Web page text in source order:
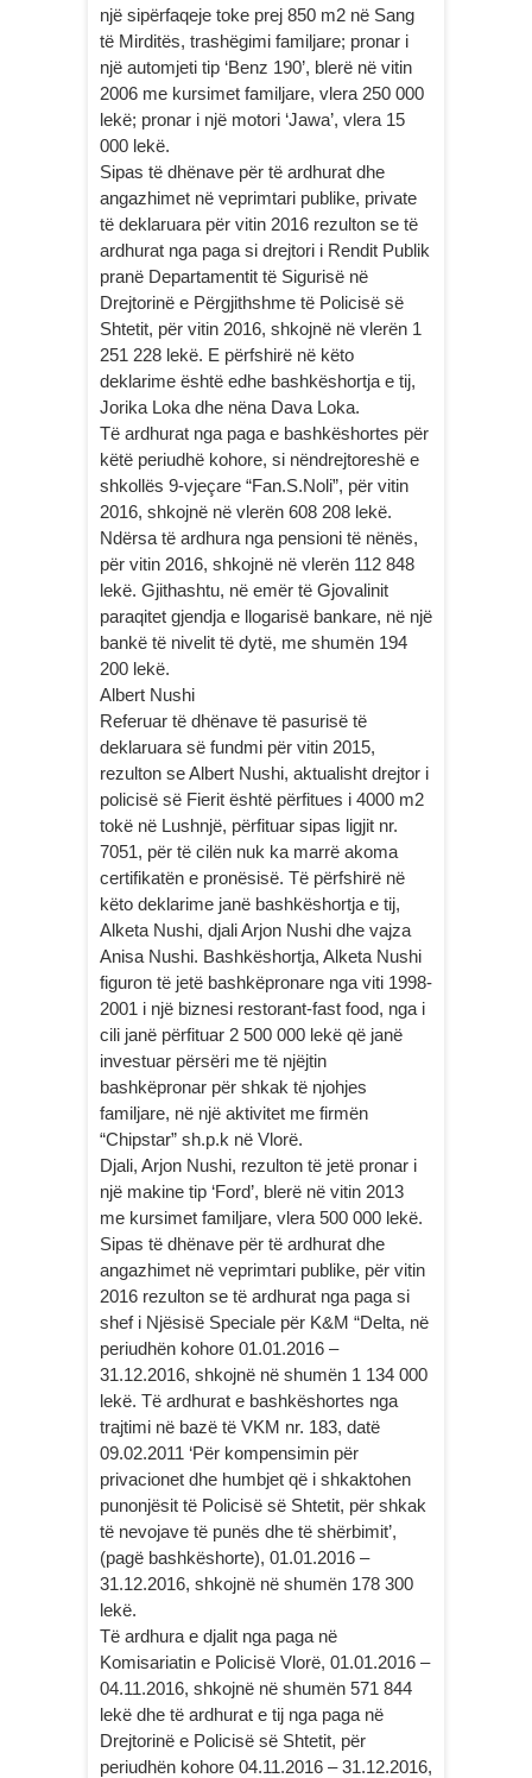
një sipërfaqeje toke prej 850 m2 në Sang
të Mirditës, trashëgimi familjare; pronar i
një automjeti tip ‘Benz 190’, blerë në vitin
2006 me kursimet familjare, vlera 250 000
lekë; pronar i një motori ‘Jawa’, vlera 15
000 lekë.
Sipas të dhënave për të ardhurat dhe
angazhimet në veprimtari publike, private
të deklaruara për vitin 2016 rezulton se të
ardhurat nga paga si drejtori i Rendit Publik
pranë Departamentit të Sigurisë në
Drejtorinë e Përgjithshme të Policisë së
Shtetit, për vitin 2016, shkojnë në vlerën 1
251 228 lekë. E përfshirë në këto
deklarime është edhe bashkëshortja e tij,
Jorika Loka dhe nëna Dava Loka.
Të ardhurat nga paga e bashkëshortes për
këtë periudhë kohore, si nëndrejtoreshë e
shkollës 9-vjeçare “Fan.S.Noli”, për vitin
2016, shkojnë në vlerën 608 208 lekë.
Ndërsa të ardhura nga pensioni të nënës,
për vitin 2016, shkojnë në vlerën 112 848
lekë. Gjithashtu, në emër të Gjovalinit
paraqitet gjendja e llogarisë bankare, në një
bankë të nivelit të dytë, me shumën 194
200 lekë.
Albert Nushi
Referuar të dhënave të pasurisë të
deklaruara së fundmi për vitin 2015,
rezulton se Albert Nushi, aktualisht drejtor i
policisë së Fierit është përfitues i 4000 m2
tokë në Lushnjë, përfituar sipas ligjit nr.
7051, për të cilën nuk ka marrë akoma
certifikatën e pronësisë. Të përfshirë në
këto deklarime janë bashkëshortja e tij,
Alketa Nushi, djali Arjon Nushi dhe vajza
Anisa Nushi. Bashkëshortja, Alketa Nushi
figuron të jetë bashkëpronare nga viti 1998-
2001 i një biznesi restorant-fast food, nga i
cili janë përfituar 2 500 000 lekë që janë
investuar përsëri me të njëjtin
bashkëpronar për shkak të njohjes
familjare, në një aktivitet me firmën
“Chipstar” sh.p.k në Vlorë.
Djali, Arjon Nushi, rezulton të jetë pronar i
një makine tip ‘Ford’, blerë në vitin 2013
me kursimet familjare, vlera 500 000 lekë.
Sipas të dhënave për të ardhurat dhe
angazhimet në veprimtari publike, për vitin
2016 rezulton se të ardhurat nga paga si
shef i Njësisë Speciale për K&M “Delta, në
periudhën kohore 01.01.2016 –
31.12.2016, shkojnë në shumën 1 134 000
lekë. Të ardhurat e bashkëshortes nga
trajtimi në bazë të VKM nr. 183, datë
09.02.2011 ‘Për kompensimin për
privacionet dhe humbjet që i shkaktohen
punonjësit të Policisë së Shtetit, për shkak
të nevojave të punës dhe të shërbimit’,
(pagë bashkëshorte), 01.01.2016 –
31.12.2016, shkojnë në shumën 178 300
lekë.
Të ardhura e djalit nga paga në
Komisariatin e Policisë Vlorë, 01.01.2016 –
04.11.2016, shkojnë në shumën 571 844
lekë dhe të ardhurat e tij nga paga në
Drejtorinë e Policisë së Shtetit, për
periudhën kohore 04.11.2016 – 31.12.2016,